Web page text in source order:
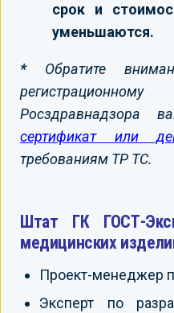
срок и
уменьшаются.
*Обратите
Росздравнадзора
сертификат или
требованиям ТР ТС.
Штат ГК ГОСТ-
медицинских
Проект-менеджер
Эксперт по